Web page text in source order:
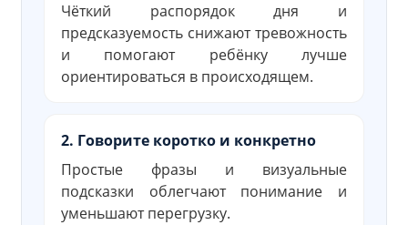
Чёткий распорядок дня и
предсказуемость снижают тревожность
и помогают ребёнку лучше
ориентироваться в происходящем.
2. Говорите коротко и конкретно
Простые фразы и визуальные
подсказки облегчают понимание и
уменьшают перегрузку.